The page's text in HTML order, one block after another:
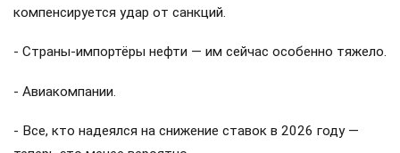
компенсируется удар от санкций.
- Страны-импортёры нефти — им сейчас особенно тяжело.
- Авиакомпании.
- Все, кто надеялся на снижение ставок в 2026 году —